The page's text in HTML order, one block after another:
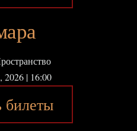
2026 | 16:00
билеты